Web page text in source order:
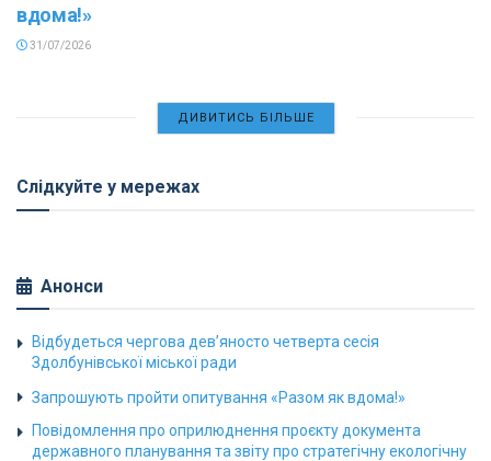
вдома!»
31/07/2026
ДИВИТИСЬ БІЛЬШЕ
Слідкуйте у мережах
Анонси
Відбудеться чергова дев’яносто четверта сесія
Здолбунівської міської ради
Запрошують пройти опитування «Разом як вдома!»
Повідомлення про оприлюднення проєкту документа
державного планування та звіту про стратегічну екологічну